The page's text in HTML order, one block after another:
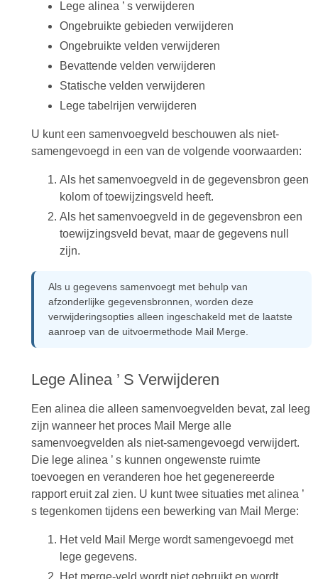
Lege alinea ’ s verwijderen
Ongebruikte gebieden verwijderen
Ongebruikte velden verwijderen
Bevattende velden verwijderen
Statische velden verwijderen
Lege tabelrijen verwijderen
U kunt een samenvoegveld beschouwen als niet-
samengevoegd in een van de volgende voorwaarden:
Als het samenvoegveld in de gegevensbron geen
kolom of toewijzingsveld heeft.
Als het samenvoegveld in de gegevensbron een
toewijzingsveld bevat, maar de gegevens null
zijn.
Als u gegevens samenvoegt met behulp van
afzonderlijke gegevensbronnen, worden deze
verwijderingsopties alleen ingeschakeld met de laatste
aanroep van de uitvoermethode Mail Merge.
Lege Alinea ’ S Verwijderen
Een alinea die alleen samenvoegvelden bevat, zal leeg
zijn wanneer het proces Mail Merge alle
samenvoegvelden als niet-samengevoegd verwijdert.
Die lege alinea ’ s kunnen ongewenste ruimte
toevoegen en veranderen hoe het gegenereerde
rapport eruit zal zien. U kunt twee situaties met alinea ’
s tegenkomen tijdens een bewerking van Mail Merge:
Het veld Mail Merge wordt samengevoegd met
lege gegevens.
Het merge-veld wordt niet gebruikt en wordt